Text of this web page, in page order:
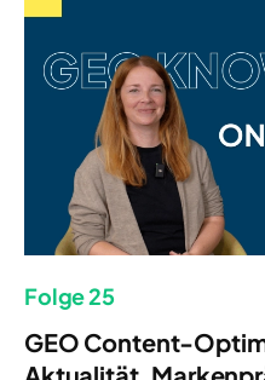
Folge 25
GEO Content-